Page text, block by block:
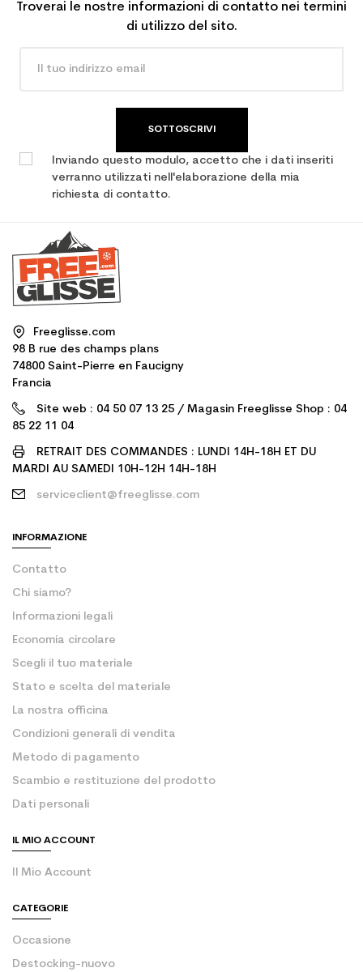
Troverai le nostre informazioni di contatto nei termini
di utilizzo del sito.
SOTTOSCRIVI
Inviando questo modulo, accetto che i dati inseriti
verranno utilizzati nell'elaborazione della mia
richiesta di contatto.
Freeglisse.com
98 B rue des champs plans
74800 Saint-Pierre en Faucigny
Francia
Site web : 04 50 07 13 25 / Magasin Freeglisse Shop : 04
85 22 11 04
RETRAIT DES COMMANDES : LUNDI 14H-18H ET DU
MARDI AU SAMEDI 10H-12H 14H-18H
serviceclient@freeglisse.com
INFORMAZIONE
Contatto
Chi siamo?
Informazioni legali
Economia circolare
Scegli il tuo materiale
Stato e scelta del materiale
La nostra officina
Condizioni generali di vendita
Metodo di pagamento
Scambio e restituzione del prodotto
Dati personali
IL MIO ACCOUNT
Il Mio Account
CATEGORIE
Occasione
Destocking-nuovo